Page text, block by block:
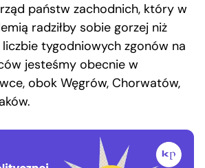
państw zachodnich, który w
radziłby sobie gorzej niż
liczbie tygodniowych zgonów na
jesteśmy obecnie w
obok Węgrów, Chorwatów,